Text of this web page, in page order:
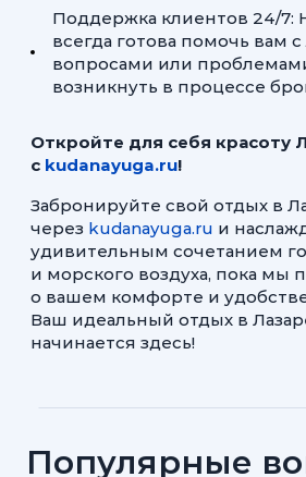
Поддержка клиентов 24/7:
всегда готова помочь вам
вопросами или
возникнуть в процессе
Откройте для себя красоту
с kudanayuga.ru!
Забронируйте свой отдых в
через kudanayuga.ru и
удивительным сочетанием
и морского воздуха, пока мы
о вашем комфорте и
Ваш идеальный отдых в
начинается здесь!
Популярные